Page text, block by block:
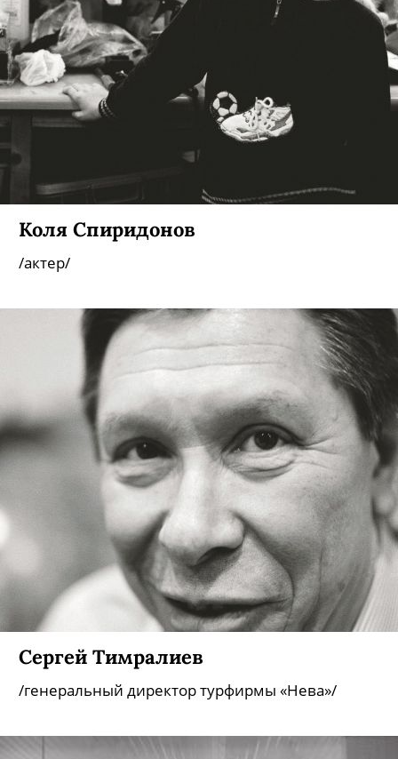
Коля Спиридонов
/актер/
Сергей Тимралиев
/генеральный директор турфирмы «Нева»/